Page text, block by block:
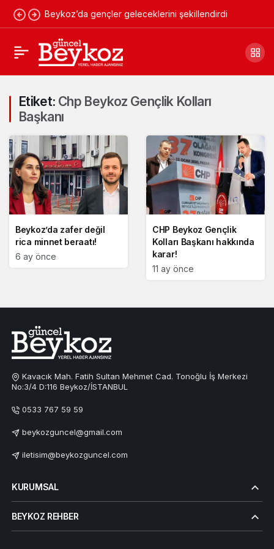
Beykoz’da gençler geleceklerini şekillendirdi
Etiket: Chp Beykoz Gençlik Kolları
Başkanı
Beykoz’da zafer değil
rica minnet beraatı!
6 ay önce
CHP Beykoz Gençlik
Kolları Başkanı hakkında
karar!
11 ay önce
Kavacık Mah. Fatih Sultan Mehmet Cad. Tonoğlu İş Merkezi
No:3/4 D:116 Beykoz/İSTANBUL
0533 767 59 59
beykozguncel@gmail.com
iletisim@beykozguncel.com
KURUMSAL
BEYKOZ REHBER